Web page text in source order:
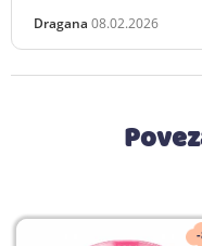
Dragana 08.02.2026